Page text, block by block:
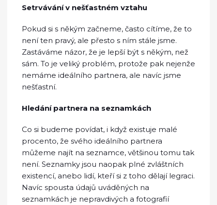
Setrvávání v nešťastném vztahu
Pokud si s někým začneme, často cítíme, že to
není ten pravý, ale přesto s ním stále jsme.
Zastáváme názor, že je lepší být s někým, než
sám. To je veliký problém, protože pak nejenže
nemáme ideálního partnera, ale navíc jsme
nešťastní.
Hledání partnera na seznamkách
Co si budeme povídat, i když existuje malé
procento, že svého ideálního partnera
můžeme najít na seznamce, většinou tomu tak
není. Seznamky jsou naopak plné zvláštních
existencí, anebo lidí, kteří si z toho dělají legraci.
Navíc spousta údajů uváděných na
seznamkách je nepravdivých a fotografií